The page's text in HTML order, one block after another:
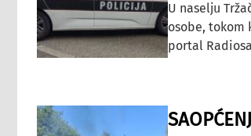
U naselju
osobe, tokom
portal